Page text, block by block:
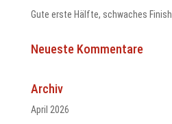
Gute erste Hälfte, schwaches Finish
Neueste Kommentare
Archiv
April 2026